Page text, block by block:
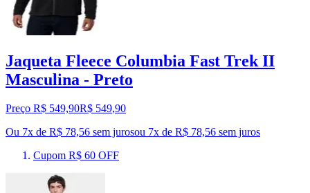
Jaqueta Fleece Columbia Fast Trek II
Masculina - Preto
Preço R$ 549,90R$ 549,90
Ou 7x de R$ 78,56 sem jurosou 7x de R$ 78,56 sem juros
Cupom R$ 60 OFF